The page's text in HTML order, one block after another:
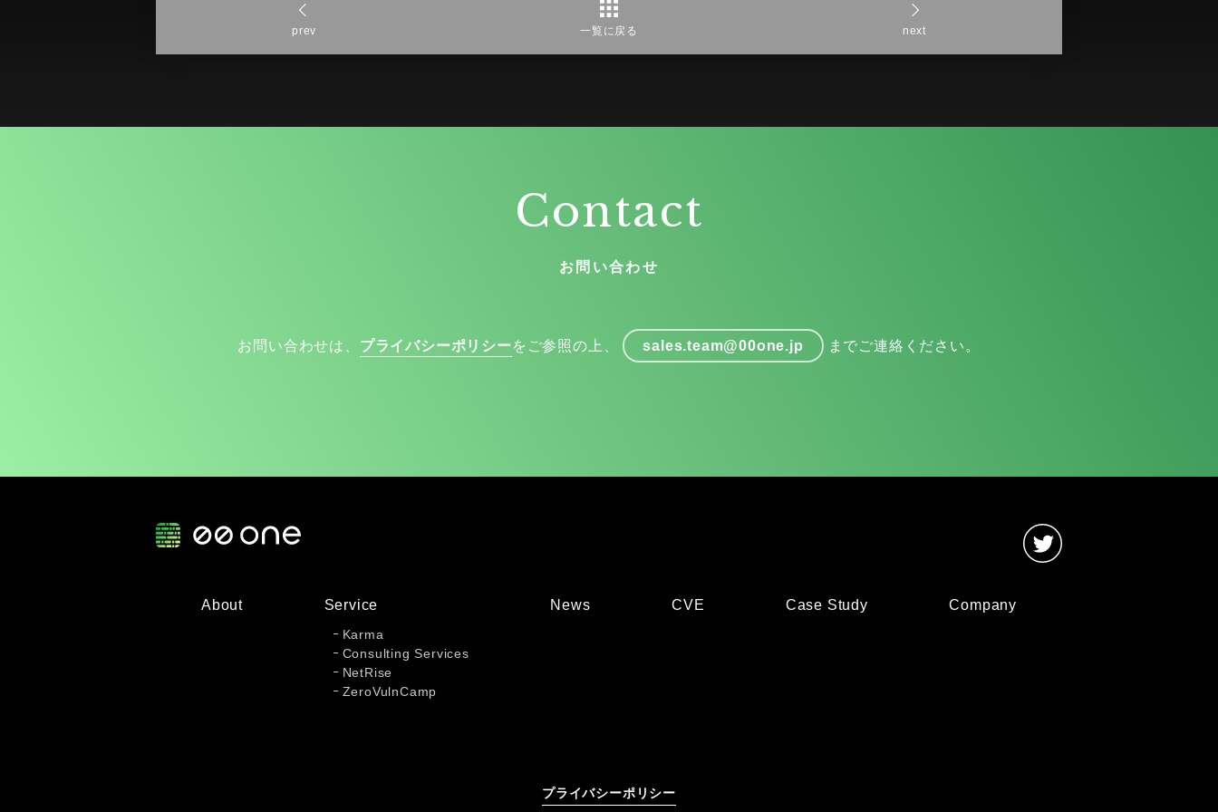
prev 一覧に戻る next
Contact
お問い合わせ
お問い合わせは、 プライバシーポリシーをご参照の上、 sales.team@00one.jp までご連絡ください。
About Service
Karma
Consulting Services
NetRise
ZeroVulnCamp
News CVE Case Study Company
プライバシーポリシー